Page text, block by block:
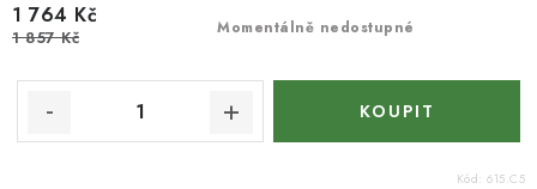
Momentálně nedostupné
1 764 Kč
1 857 Kč
Kód: 615.C5